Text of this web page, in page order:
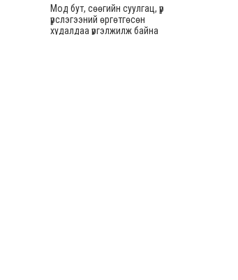
Мод бут, сөөгийн суулгац, үр
үрслэгээний өргөтгөсөн
худалдаа үргэлжилж байна